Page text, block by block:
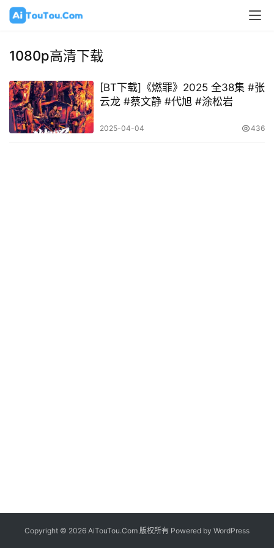
1080p高清下载
[BT下载]《燃罪》2025 全38集 #张
云龙 #蔡文静 #代旭 #涂松岩
2025-04-04 436
Copyright © 2026 AiTouTou.Com 版权所有 Powered by WordPress